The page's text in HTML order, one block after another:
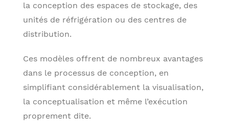
la conception des espaces de stockage, des
unités de réfrigération ou des centres de
distribution.
Ces modèles offrent de nombreux avantages
dans le processus de conception, en
simplifiant considérablement la visualisation,
la conceptualisation et même l’exécution
proprement dite.